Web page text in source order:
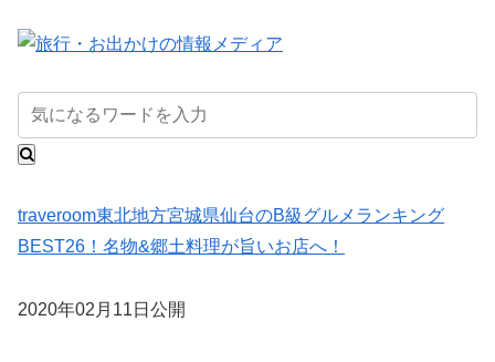
traveroom東北地方宮城県仙台のB級グルメランキング
BEST26！名物&郷土料理が旨いお店へ！
2020年02月11日公開